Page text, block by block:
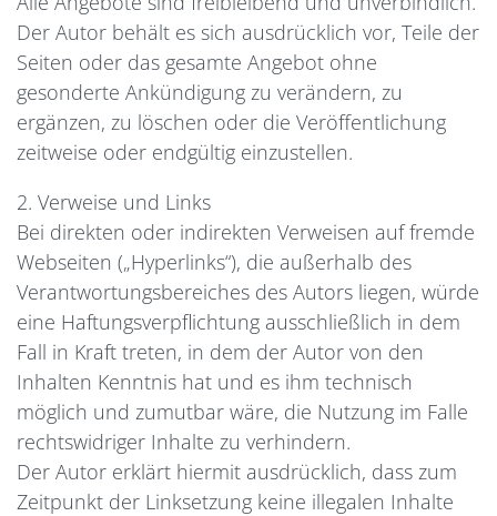
Der Autor behält es sich ausdrücklich vor, Teile der
Seiten oder das gesamte Angebot ohne
gesonderte Ankündigung zu verändern, zu
ergänzen, zu löschen oder die Veröffentlichung
zeitweise oder endgültig einzustellen.
2. Verweise und Links
Bei direkten oder indirekten Verweisen auf fremde
Webseiten („Hyperlinks“), die außerhalb des
Verantwortungsbereiches des Autors liegen, würde
eine Haftungsverpflichtung ausschließlich in dem
Fall in Kraft treten, in dem der Autor von den
Inhalten Kenntnis hat und es ihm technisch
möglich und zumutbar wäre, die Nutzung im Falle
rechtswidriger Inhalte zu verhindern.
Der Autor erklärt hiermit ausdrücklich, dass zum
Zeitpunkt der Linksetzung keine illegalen Inhalte